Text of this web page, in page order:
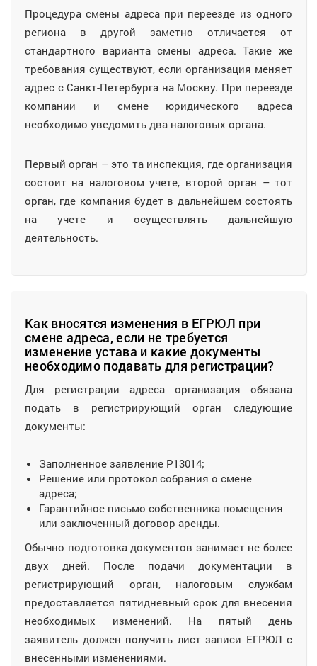
Процедура смены адреса при переезде из одного
региона в другой заметно отличается от
стандартного варианта смены адреса. Такие же
требования существуют, если организация меняет
адрес с Санкт-Петербурга на Москву. При переезде
компании и смене юридического адреса
необходимо уведомить два налоговых органа.
Первый орган – это та инспекция, где организация
состоит на налоговом учете, второй орган – тот
орган, где компания будет в дальнейшем состоять
на учете и осуществлять дальнейшую
деятельность.
Как вносятся изменения в ЕГРЮЛ при
смене адреса, если не требуется
изменение устава и какие документы
необходимо подавать для регистрации?
Для регистрации адреса организация обязана
подать в регистрирующий орган следующие
документы:
Заполненное заявление Р13014;
Решение или протокол собрания о смене
адреса;
Гарантийное письмо собственника помещения
или заключенный договор аренды.
Обычно подготовка документов занимает не более
двух дней. После подачи документации в
регистрирующий орган, налоговым службам
предоставляется пятидневный срок для внесения
необходимых изменений. На пятый день
заявитель должен получить лист записи ЕГРЮЛ с
внесенными изменениями.